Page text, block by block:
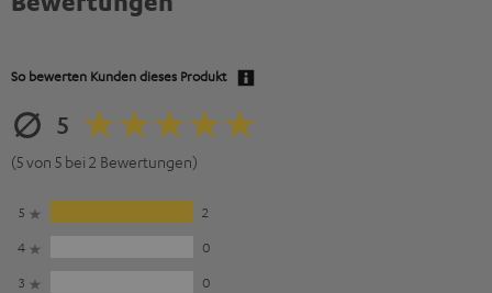
So bewerten Kunden dieses Produkt
5
(5 von 5 bei 2 Bewertungen)
5
2
4
0
3
0